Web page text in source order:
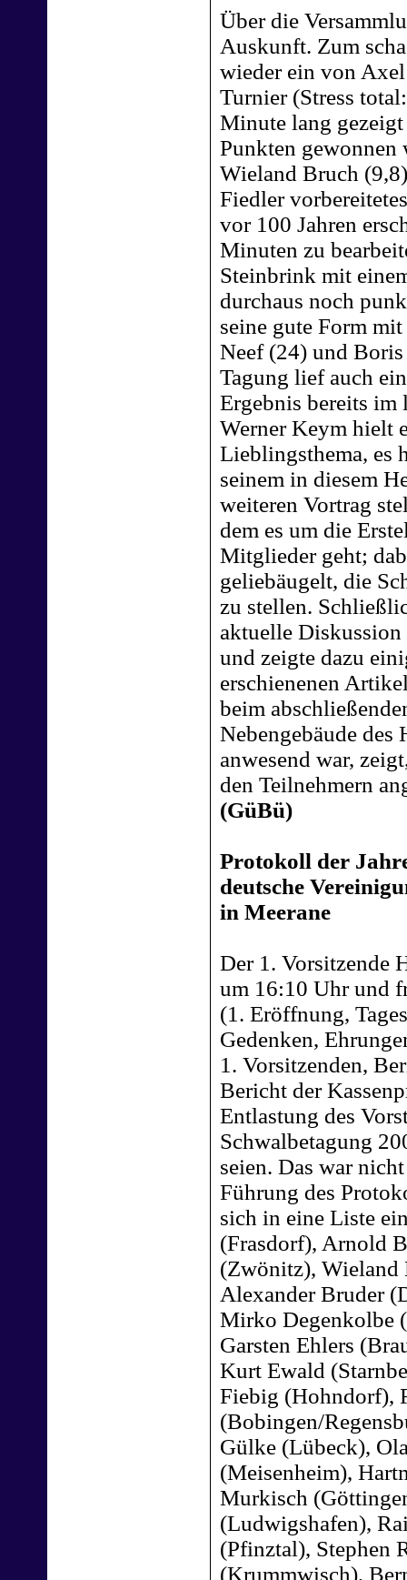
Über die
Auskunft. Zum
wieder ein von
Turnier (Stress
Minute lang
Punkten
Wieland Bruch
Fiedler
vor 100 Jahren
Minuten zu
Steinbrink mit
durchaus noch
seine gute Form
Neef (24) und
Tagung lief auch
Ergebnis bereits im
Werner Keym hielt
Lieblingsthema, es
seinem in diesem
weiteren Vortrag
dem es um die
Mitglieder geht;
geliebäugelt, die
zu stellen.
aktuelle Diskussion
und zeigte dazu
erschienenen
beim
Nebengebäude
anwesend war,
den Teilnehmern
(GüBü)
Protokoll der
deutsche
in Meerane
Der 1. Vorsitzende
um 16:10 Uhr und
(1. Eröffnung,
Gedenken,
1. Vorsitzenden,
Bericht der
Entlastung des
Schwalbetagung
seien. Das war
Führung des
sich in eine Liste
(Frasdorf), Arnold
(Zwönitz), Wieland
Alexander Bruder
Mirko Degenkolbe
Garsten Ehlers
Kurt Ewald
Fiebig (Hohndorf),
(Bobingen/
Gülke (Lübeck),
(Meisenheim),
Murkisch
(Ludwigshafen),
(Pfinztal), Stephen
(Krummwisch),